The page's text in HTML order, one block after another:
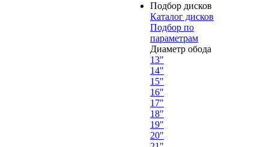
Подбор дисков
Каталог дисков
Подбор по
параметрам
Диаметр обода
13"
14"
15"
16"
17"
18"
19"
20"